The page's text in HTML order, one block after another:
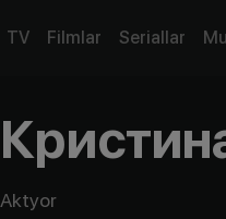
TV Filmlar Seriallar
Aktyor